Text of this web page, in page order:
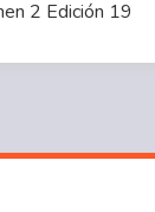
2 Edición 19